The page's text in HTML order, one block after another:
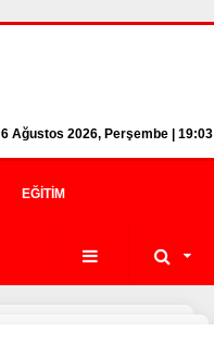
6 Ağustos 2026, Perşembe | 19:03
EĞITIM